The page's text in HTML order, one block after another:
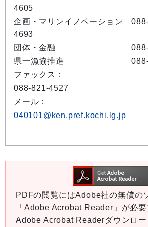
4605
企画・マリンイノベーション
4693
団体・金融 088-
県一漁協推進 088-
ファックス：
088-821-4527
メール：
040101@ken.pref.kochi.lg.jp
PDFの閲覧にはAdobe社の無償の
「Adobe Acrobat Reader」が必
Adobe Acrobat Readerダウンロー